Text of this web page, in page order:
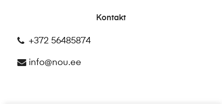
Kontakt
+372 56485874
info@nou.ee